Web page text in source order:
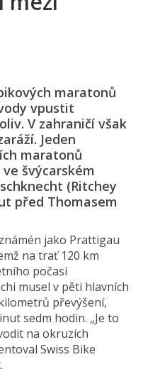
maratonů
vpustit
V zahraničí však
Jeden
maratonů
švýcarském
(Ritchey
před Thomasem
jako Prattigau
na trať 120 km
počasí
musel v pěti hlavních
převýšení,
sedm hodin. „Je to
na okruzích
Swiss Bike